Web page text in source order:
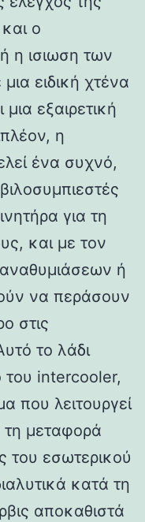
ο
η ισιωση των
ειδική χτένα
εξαιρετική
η
ένα συχνό,
για τη
και με τον
ή
να περάσουν
στις
το λάδι
του intercooler,
που λειτουργεί
μεταφορά
του εσωτερικού
κατά τη
αποκαθιστά